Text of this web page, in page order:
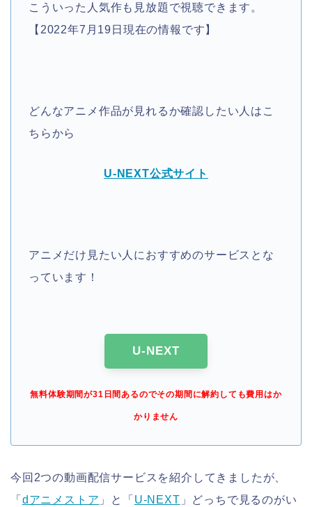
こういった人気作も見放題で視聴できます。
【2022年7月19日現在の情報です】
どんなアニメ作品が見れるか確認したい人はこ
ちらから
U-NEXT公式サイト
アニメだけ見たい人におすすめのサービスとな
っています！
U-NEXT
無料体験期間が31日間あるのでその期間に解約しても費用はか
かりません
今回2つの動画配信サービスを紹介してきましたが、
「 dアニメストア 」と「 U-NEXT 」どっちで見るのがい